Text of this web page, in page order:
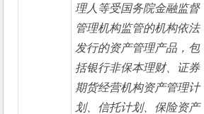
理人等受国务院金融监督
管理机构监管的机构依法
发行的资产管理产品，包
括银行非保本理财、证券
期货经营机构资产管理计
划、信托计划、保险资产